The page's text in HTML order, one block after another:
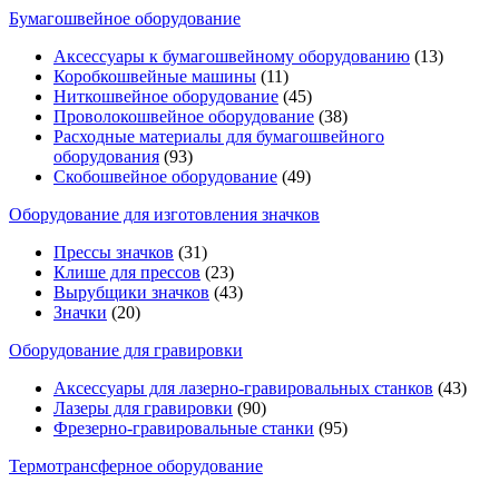
Бумагошвейное оборудование
Аксессуары к бумагошвейному оборудованию (13)
Коробкошвейные машины (11)
Ниткошвейное оборудование (45)
Проволокошвейное оборудование (38)
Расходные материалы для бумагошвейного
оборудования (93)
Скобошвейное оборудование (49)
Оборудование для изготовления значков
Прессы значков (31)
Клише для прессов (23)
Вырубщики значков (43)
Значки (20)
Оборудование для гравировки
Аксессуары для лазерно-гравировальных станков (43)
Лазеры для гравировки (90)
Фрезерно-гравировальные станки (95)
Термотрансферное оборудование